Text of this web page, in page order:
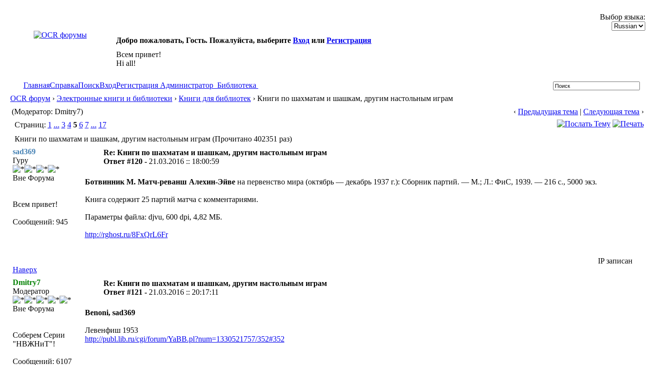
Выбор языка:
Добро пожаловать, Гость. Пожалуйста, выберите Вход или Регистрация
Всем привет!
Hi all!
ГлавнаяСправкаПоискВходРегистрация Администратор Библиотека
OCR форум › Электронные книги и библиотеки › Книги для библиотек › Книги по шахматам и шашкам, другим настольным играм
(Модератор: Dmitry7)
‹Предыдущая тема |Следующая тема ›
Страниц: 1 ... 3 4 5 6 7 ... 17
Книги по шахматам и шашкам, другим настольным играм (Прочитано 402351 раз)
sad369
Гуру
Вне Форума
Всем привет!
Сообщений: 945
Re: Книги по шахматам и шашкам, другим настольным играм
Ответ #120 - 21.03.2016 :: 18:00:59
Ботвинник М. Матч-реванш Алехин-Эйвена первенство мира (октябрь — декабрь 1937 г.): Сборник партий. — М.; Л.: ФиС, 1939. — 216 с., 5000 экз.
Книга содержит 25 партий матча с комментариями.
Параметры файла: djvu, 600 dpi, 4,82 МБ.
http://rghost.ru/8FxQrL6Fr
Наверх
IP записан
Dmitry7
Модератор
Вне Форума
Соберем Серии
"НВЖНиТ"!
Сообщений: 6107
Re: Книги по шахматам и шашкам, другим настольным играм
Ответ #121 - 21.03.2016 :: 20:17:11
Benoni, sad369
Левенфиш 1953
http://publ.lib.ru/cgi/forum/YaBB.pl?num=1330521757/352#352